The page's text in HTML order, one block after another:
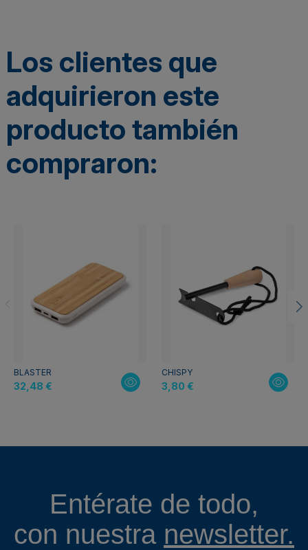
Los clientes que
adquirieron este
producto también
compraron:
BLASTER
32,48 €
CHISPY
3,80 €
Entérate de todo,
con nuestra newsletter.